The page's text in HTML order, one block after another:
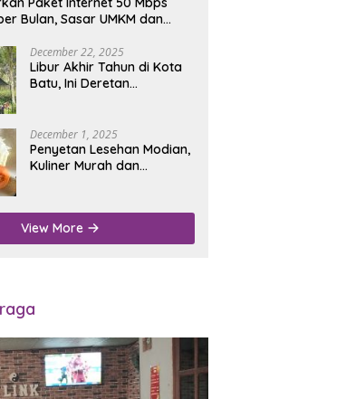
Bulan, Sasar UMKM dan
December 22, 2025
Libur Akhir Tahun di Kota
Batu, Ini Deretan
December 1, 2025
Penyetan Lesehan Modian,
Kuliner Murah dan
Nganjuk
View More